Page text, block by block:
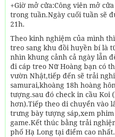
+Giờ mở cửa:Công viên mở
trong tuần.Ngày cuối tuần sẽ
21h.
Theo kinh nghiệm của mình
treo sang khu đồi huyền bí là
nhìn khung cảnh cả ngày lẫn
đi cáp treo Nữ Hoàng bạn có
vườn Nhật,tiếp đến sẽ trải
samurai,khoàng 18h hoàng
tượng.sau đó check in cầu Koi
hơn).Tiếp theo di chuyển vào
trưng bày tượng sáp,xem
game.Kết thúc bằng trải
phố Hạ Long tại điểm cao